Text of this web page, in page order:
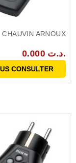
CHAUVIN ARNOUX
0.000 د.ت.
CONSULTER